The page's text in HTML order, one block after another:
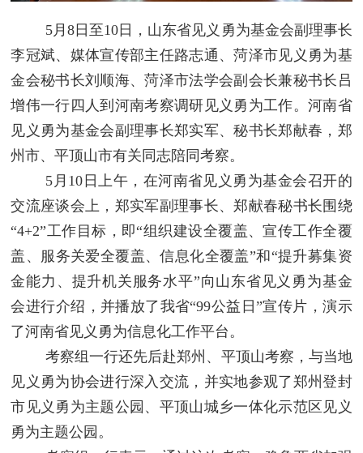
5月8日至10日，山东省见义勇为基金会副理事长
李冠斌、媒体宣传部主任路志通、菏泽市见义勇为基
金会秘书长刘顺海、菏泽市法学会副会长兼秘书长吕
增伟一行四人到河南考察调研见义勇为工作。河南省
见义勇为基金会副理事长郑实军、秘书长郑献春，郑
州市、平顶山市有关同志陪同考察。
5月10日上午，在河南省见义勇为基金会召开的
交流座谈会上，郑实军副理事长、郑献春秘书长围绕
“4+2”工作目标，即“组织建设全覆盖、宣传工作全覆
盖、服务关爱全覆盖、信息化全覆盖”和“提升募集资
金能力、提升机关服务水平”向山东省见义勇为基金
会进行介绍，并播放了我省“99公益日”宣传片，演示
了河南省见义勇为信息化工作平台。
考察组一行还先后赴郑州、平顶山考察，与当地
见义勇为协会进行深入交流，并实地参观了郑州登封
市见义勇为主题公园、平顶山城乡一体化示范区见义
勇为主题公园。